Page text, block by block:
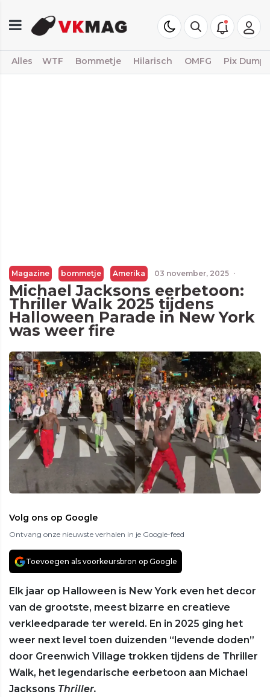
Alles WTF Bommetje Hilarisch OMFG Pix Dump
Magazine bommetje Amerika 03 november, 2025 ·
Michael Jacksons eerbetoon:
Thriller Walk 2025 tijdens
Halloween Parade in New York
was weer fire
Volg ons op Google
Ontvang onze nieuwste verhalen in je Google-feed
Toevoegen als voorkeursbron op Google
Elk jaar op Halloween is New York even het decor
van de grootste, meest bizarre en creatieve
verkleedparade ter wereld. En in 2025 ging het
weer next level toen duizenden “levende doden”
door Greenwich Village trokken tijdens de Thriller
Walk, het legendarische eerbetoon aan Michael
Jacksons Thriller.